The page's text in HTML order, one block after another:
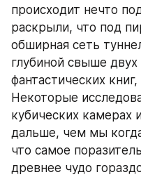
происходит нечто
раскрыли, что под
обширная сеть
глубиной свыше
фантастических
Некоторые
кубических камерах
дальше, чем мы
что самое
древнее чудо